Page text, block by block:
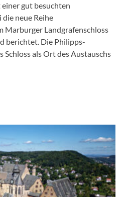
gut besuchten
neue Reihe
Marburger Landgrafenschloss
berichtet. Die Philipps-
als Ort des Austauschs